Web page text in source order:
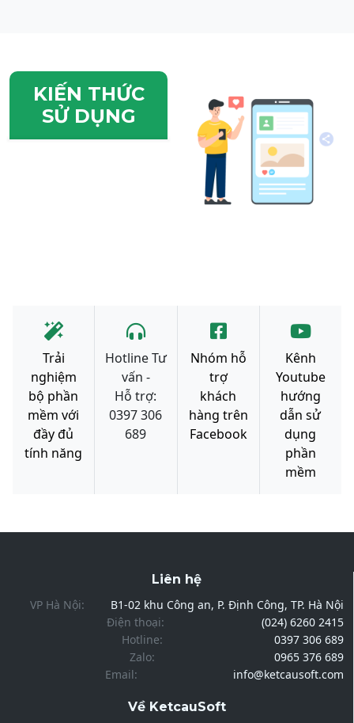
KIẾN THỨC
SỬ DỤNG
Trải
nghiệm
bộ phần
mềm với
đầy đủ
tính năng
Hotline Tư
vấn -
Hỗ trợ:
0397 306
689
Nhóm hỗ
trợ
khách
hàng trên
Facebook
Kênh
Youtube
hướng
dẫn sử
dụng
phần
mềm
Liên hệ
VP Hà Nội:
B1-02 khu Công an, P. Định Công, TP. Hà Nội
Điện thoại:
(024) 6260 2415
Hotline:
0397 306 689
Zalo:
0965 376 689
Email:
info@ketcausoft.com
Về KetcauSoft